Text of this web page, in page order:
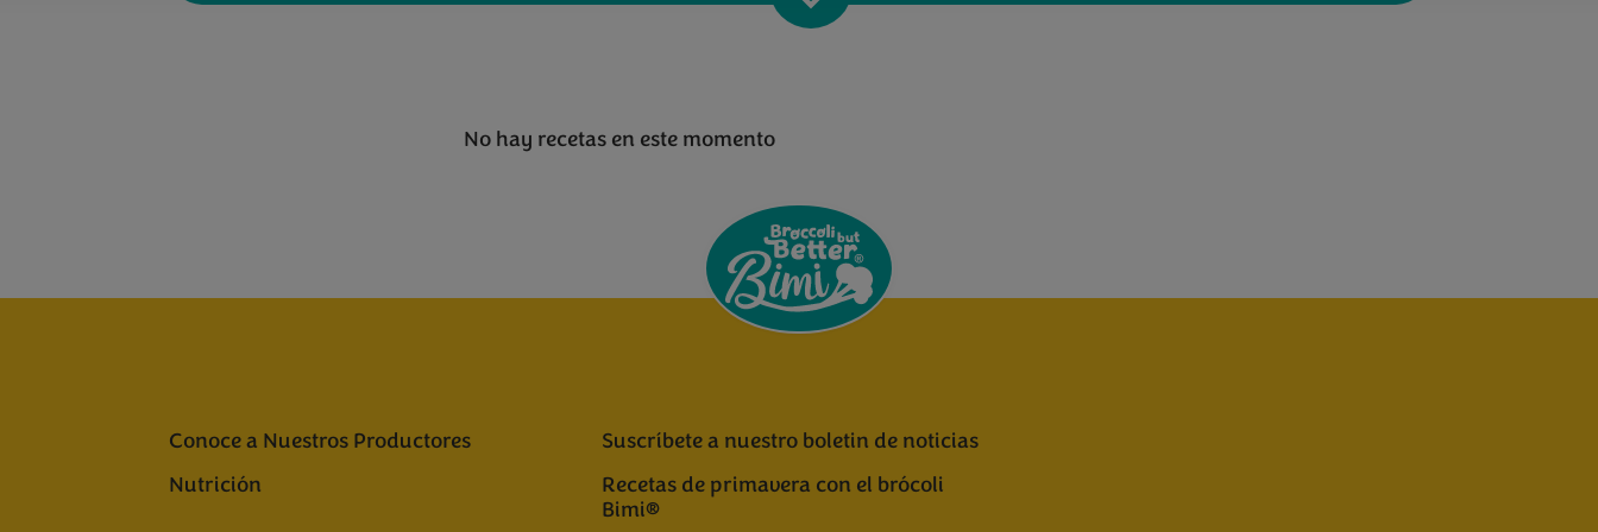
No hay recetas en este momento
Conoce a Nuestros Productores
Nutrición
Suscríbete a nuestro boletin de noticias
Recetas de primavera con el brócoli
Bimi®